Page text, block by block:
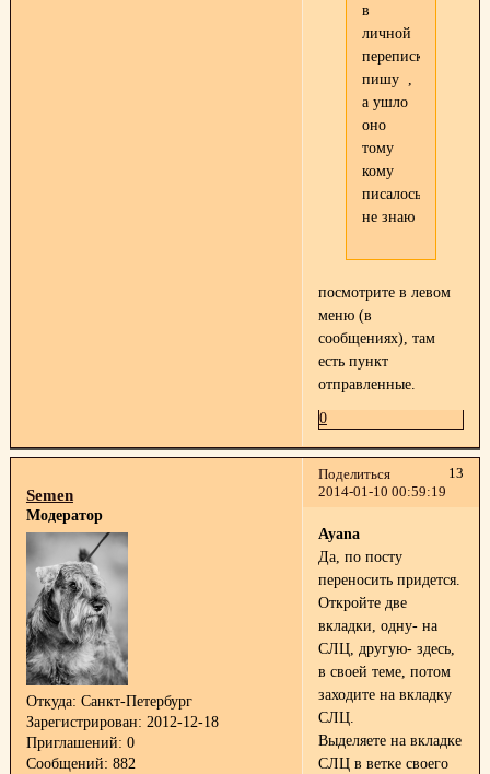
в
личной
переписке??
пишу
а ушло
оно
тому
кому
писалось
не знаю
посмотрите в левом
меню (в
сообщениях), там
есть пункт
отправленные.
0
Поделиться
13
2014-01-10 00:59:19
Semen
Модератор
Откуда: Санкт-Петербург
Зарегистрирован: 2012-12-18
Приглашений: 0
Сообщений: 882
Ayana
Да, по посту
переносить придется.
Откройте две
вкладки, одну- на
СЛЦ, другую- здесь,
в своей теме, потом
заходите на вкладку
СЛЦ.
Выделяете на вкладке
СЛЦ в ветке своего